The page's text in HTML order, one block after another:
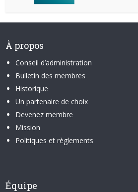
À propos
Conseil d’administration
Bulletin des membres
Historique
Un partenaire de choix
Devenez membre
Mission
Politiques et règlements
Équipe